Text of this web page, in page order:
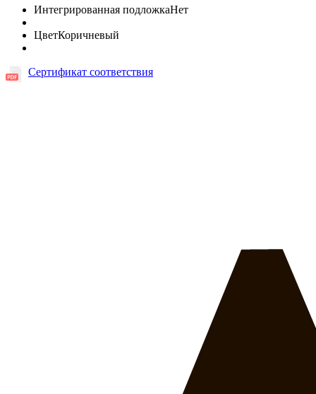
Интегрированная подложкаНет
ЦветКоричневый
Сертификат соответствия